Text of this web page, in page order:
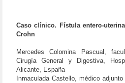
Caso clínico. Fístula entero-
Crohn
Mercedes Colomina Pascual,
Cirugía General y Digestiva,
Alicante, España
Inmaculada Castello, médico